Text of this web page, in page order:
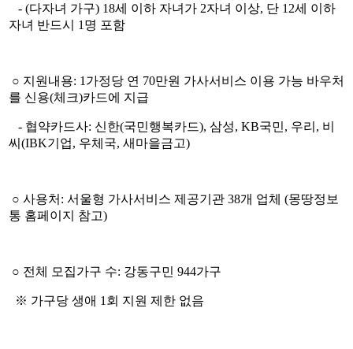
- (다자녀 가구) 18세 이하 자녀가 2자녀 이상, 단 12세 이하
자녀 반드시 1명 포함
○ 지원내용: 1가정당 연 70만원 가사서비스 이용 가능 바우처
를 신용(체크)카드에 지급
- 협약카드사: 신한(국민행복카드), 삼성, KB국민, 우리, 비
씨(IBK기업, 우체국, 새마을금고)
○ 사용처: 서울형 가사서비스 제공기관 38개 업체 (몽땅정보
통 홈페이지 참고)
○ 전체 모집가구 수: 강동구민 944가구
※ 가구당 생애 1회 지원 제한 없음